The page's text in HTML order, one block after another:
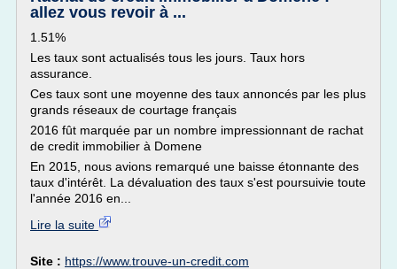
allez vous revoir à ...
1.51%
Les taux sont actualisés tous les jours. Taux hors
assurance.
Ces taux sont une moyenne des taux annoncés par les plus
grands réseaux de courtage français
2016 fût marquée par un nombre impressionnant de rachat
de credit immobilier à Domene
En 2015, nous avions remarqué une baisse étonnante des
taux d'intérêt. La dévaluation des taux s'est poursuivie toute
l'année 2016 en...
Lire la suite
Site : https://www.trouve-un-credit.com